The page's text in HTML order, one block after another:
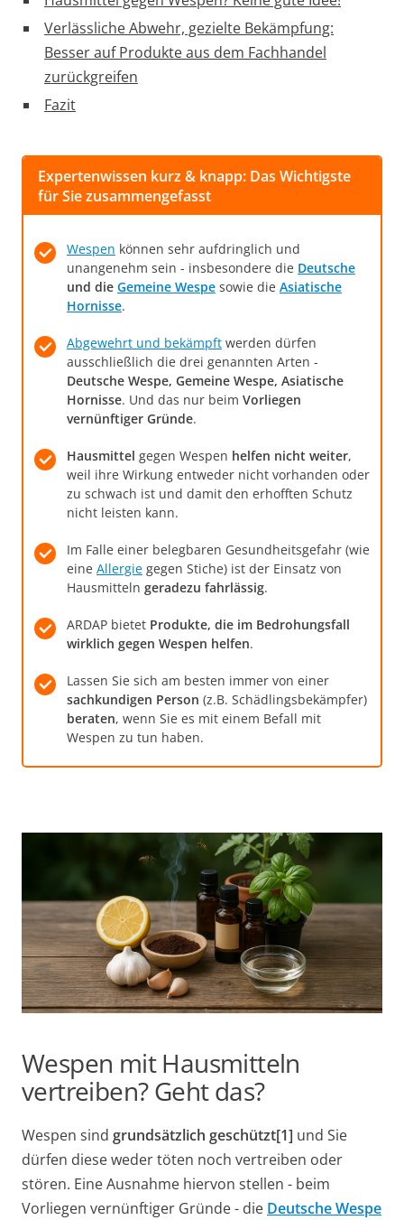
Verlässliche Abwehr, gezielte Bekämpfung:
Besser auf Produkte aus dem Fachhandel
zurückgreifen
Fazit
Expertenwissen kurz & knapp: Das Wichtigste
für Sie zusammengefasst
Wespen können sehr aufdringlich und
unangenehm sein - insbesondere die Deutsche
und die Gemeine Wespe sowie die Asiatische
Hornisse.
Abgewehrt und bekämpft werden dürfen
ausschließlich die drei genannten Arten -
Deutsche Wespe, Gemeine Wespe, Asiatische
Hornisse. Und das nur beim Vorliegen
vernünftiger Gründe.
Hausmittel gegen Wespen helfen nicht weiter,
weil ihre Wirkung entweder nicht vorhanden oder
zu schwach ist und damit den erhofften Schutz
nicht leisten kann.
Im Falle einer belegbaren Gesundheitsgefahr (wie
eine Allergie gegen Stiche) ist der Einsatz von
Hausmitteln geradezu fahrlässig.
ARDAP bietet Produkte, die im Bedrohungsfall
wirklich gegen Wespen helfen.
Lassen Sie sich am besten immer von einer
sachkundigen Person (z.B. Schädlingsbekämpfer)
beraten, wenn Sie es mit einem Befall mit
Wespen zu tun haben.
Wespen mit Hausmitteln
vertreiben? Geht das?
Wespen sind grundsätzlich geschützt[1] und Sie
dürfen diese weder töten noch vertreiben oder
stören. Eine Ausnahme hiervon stellen - beim
Vorliegen vernünftiger Gründe - die Deutsche Wespe